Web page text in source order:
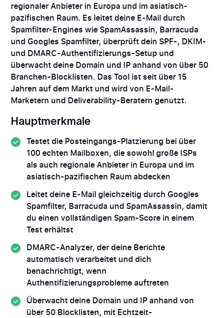
regionaler Anbieter in Europa und im asiatisch-
pazifischen Raum. Es leitet deine E-Mail durch
Spamfilter-Engines wie SpamAssassin, Barracuda
und Googles Spamfilter, überprüft dein SPF-, DKIM-
und DMARC-Authentifizierungs-Setup und
überwacht deine Domain und IP anhand von über 50
Branchen-Blocklisten. Das Tool ist seit über 15
Jahren auf dem Markt und wird von E-Mail-
Marketern und Deliverability-Beratern genutzt.
Hauptmerkmale
Testet die Posteingangs-Platzierung bei über
100 echten Mailboxen, die sowohl große ISPs
als auch regionale Anbieter in Europa und im
asiatisch-pazifischen Raum abdecken
Leitet deine E-Mail gleichzeitig durch Googles
Spamfilter, Barracuda und SpamAssassin, damit
du einen vollständigen Spam-Score in einem
Test erhältst
DMARC-Analyzer, der deine Berichte
automatisch verarbeitet und dich
benachrichtigt, wenn
Authentifizierungsprobleme auftreten
Überwacht deine Domain und IP anhand von
über 50 Blocklisten, mit Echtzeit-